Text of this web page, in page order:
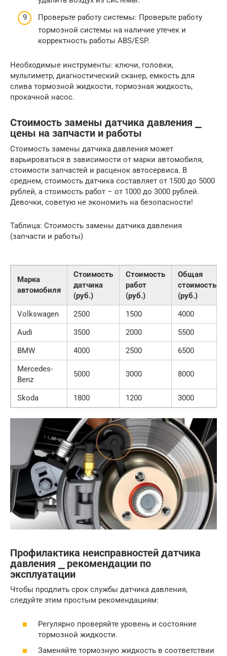
Проверьте работу системы: Проверьте работу
тормозной системы на наличие утечек и
корректность работы ABS/ESP.
Необходимые инструменты: ключи, головки,
мультиметр, диагностический сканер, емкость для
слива тормозной жидкости, тормозная жидкость,
прокачной насос.
Стоимость замены датчика давления ⎯
цены на запчасти и работы
Стоимость замены датчика давления может
варьироваться в зависимости от марки автомобиля,
стоимости запчастей и расценок автосервиса. В
среднем, стоимость датчика составляет от 1500 до 5000
рублей, а стоимость работ – от 1000 до 3000 рублей.
Девочки, советую не экономить на безопасности!
Таблица: Стоимость замены датчика давления
(запчасти и работы)
Марка
автомобиля
Стоимость
датчика
(руб.)
Стоимость
работ
(руб.)
Общая
стоимость
(руб.)
Volkswagen
2500 1500
4000
Audi
3500 2000
5500
BMW
4000 2500
6500
Mercedes-
Benz
5000 3000 8000
Skoda 1800 1200 3000
Профилактика неисправностей датчика
давления ⎯ рекомендации по
эксплуатации
Чтобы продлить срок службы датчика давления,
следуйте этим простым рекомендациям:
Регулярно проверяйте уровень и состояние
тормозной жидкости.
Заменяйте тормозную жидкость в соответствии